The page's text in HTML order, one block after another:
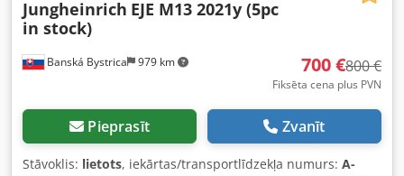
Banská Bystrica 979 km
Jungheinrich EJE M13 2021y (5pc
in stock)
700 €800 €
Fiksēta cena plus PVN
Pieprasīt Zvanīt
Stāvoklis: lietots, iekārtas/transportlīdzekļa numurs: A-